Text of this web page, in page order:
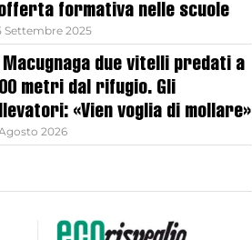
formativa nelle scuole
Settembre 2025
Macugnaga due vitelli predati a
metri dal rifugio. Gli
«Vien voglia di mollare»
2026